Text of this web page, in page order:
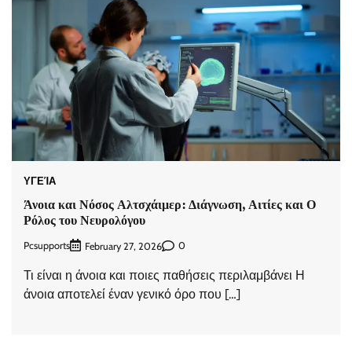
ΥΓΕΊΑ
Άνοια και Νόσος Αλτσχάιμερ: Διάγνωση, Αιτίες και Ο
Ρόλος του Νευρολόγου
Pcsupports February 27, 2026 0
Τι είναι η άνοια και ποιες παθήσεις περιλαμβάνει Η
άνοια αποτελεί έναν γενικό όρο που […]